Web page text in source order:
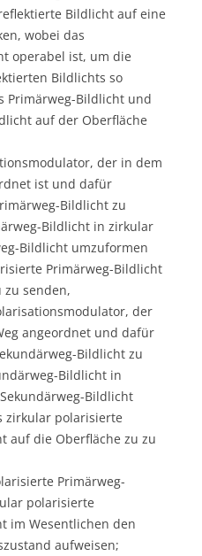
Bildlicht auf eine
wobei das
operabel ist, um die
Bildlichts so
Primärweg-Bildlicht und
auf der Oberfläche
der in dem
ist und dafür
Bildlicht zu
Bildlicht in zirkular
Bildlicht umzuformen
Primärweg-Bildlicht
zu senden,
der
angeordnet und dafür
Bildlicht zu
Bildlicht in
Bildlicht
zirkular polarisierte
auf die Oberfläche zu zu
Primärweg-
polarisierte
im Wesentlichen den
aufweisen;